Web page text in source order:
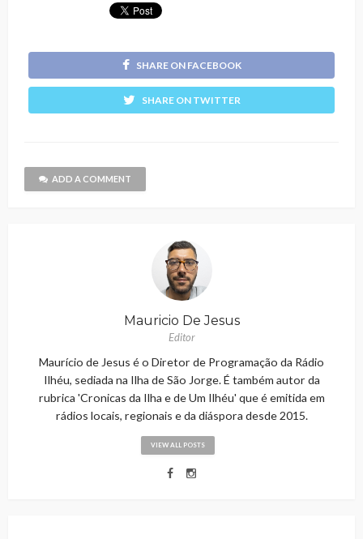
SHARE ON FACEBOOK
SHARE ON TWITTER
ADD A COMMENT
Mauricio De Jesus
Editor
Maurício de Jesus é o Diretor de Programação da Rádio
Ilhéu, sediada na Ilha de São Jorge. É também autor da
rubrica 'Cronicas da Ilha e de Um Ilhéu' que é emitida em
rádios locais, regionais e da diáspora desde 2015.
VIEW ALL POSTS